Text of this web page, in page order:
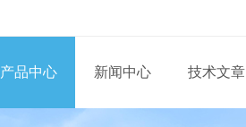
产品中心 新闻中心 技术文章